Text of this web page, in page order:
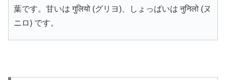
葉です。甘いは गुलियो (グリヨ)、しょっぱいは नुनिलो (ヌ
ニロ) です。